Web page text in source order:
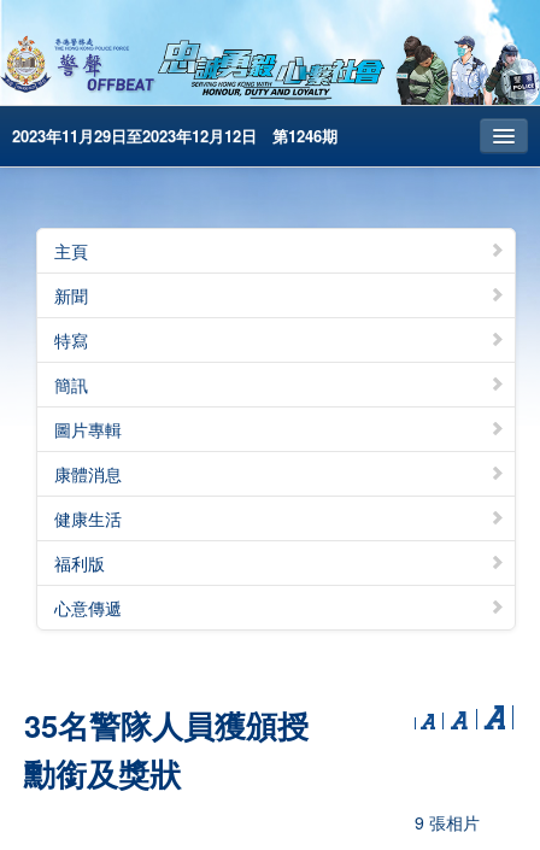
2023年11月29日至2023年12月12日 第1246期
昔日警聲
警務處主頁
简体版
English
電子書版
警聲特刊
主頁
新聞
特寫
簡訊
圖片專輯
康體消息
健康生活
福利版
心意傳遞
35名警隊人員獲頒授
勳銜及獎狀
9 張相片